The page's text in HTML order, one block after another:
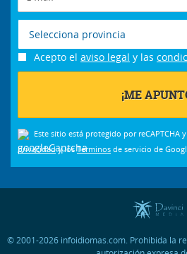
Selecciona provincia
Acepto el aviso legal y las
Este sitio está protegido por reCAPTCHA
privacidady los Términos de servicio de
© 2001-2026 infoidiomas.com. Prohibida la